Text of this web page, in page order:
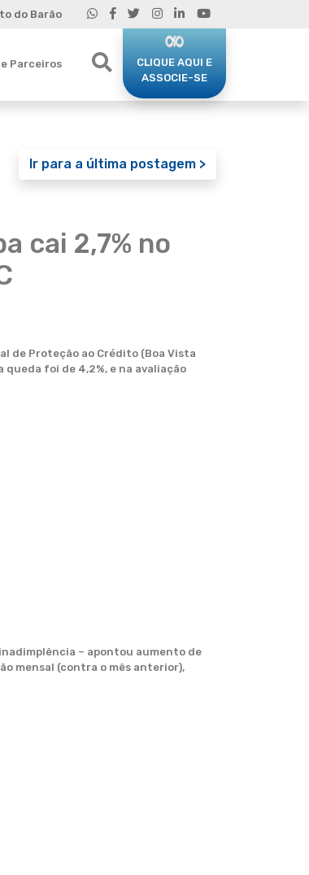
do Barão
Parceiros
CLIQUE AQUI E
ASSOCIE-SE
Ir para a última postagem >
cai 2,7% no
de Proteção ao Crédito (Boa Vista
queda foi de 4,2%, e na avaliação
– apontou aumento de
mensal (contra o mês anterior),